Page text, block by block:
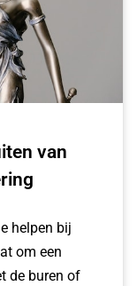
van
helpen bij
om een
de buren of